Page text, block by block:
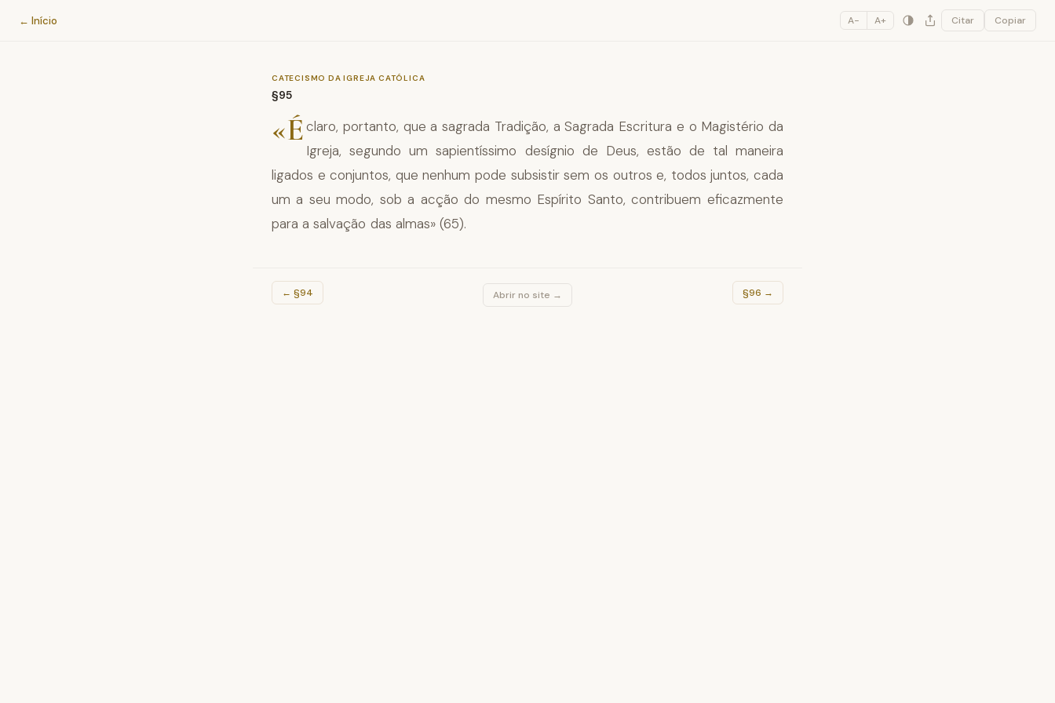
Catecismo da Igreja Católica
← Início A− A+ Citar Copiar
CATECISMO DA IGREJA CATÓLICA
§95
«Éclaro, portanto, que a sagrada Tradição, a Sagrada Escritura e o Magistério da
Igreja, segundo um sapientíssimo desígnio de Deus, estão de tal maneira
ligados e conjuntos, que nenhum pode subsistir sem os outros e, todos juntos, cada
um a seu modo, sob a acção do mesmo Espírito Santo, contribuem eficazmente
para a salvação das almas» (65).
← §94 Abrir no site → §96 →